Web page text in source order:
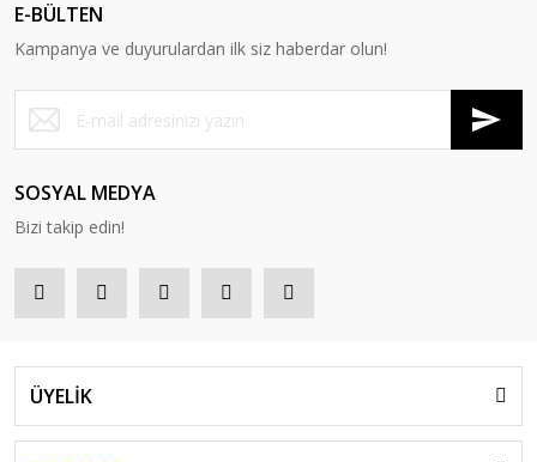
E-BÜLTEN
Kampanya ve duyurulardan ilk siz haberdar olun!
SOSYAL MEDYA
Bizi takip edin!
ÜYELİK